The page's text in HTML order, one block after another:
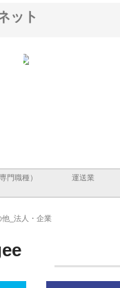
ット
門職種） 運送業
他_法人・企業